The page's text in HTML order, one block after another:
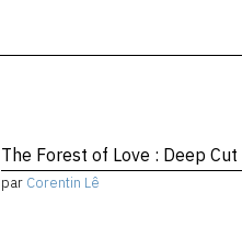
The Forest of Love : Deep Cut
par Corentin Lê